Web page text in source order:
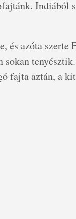
Indiából
és azóta szerte
fajta aztán, a